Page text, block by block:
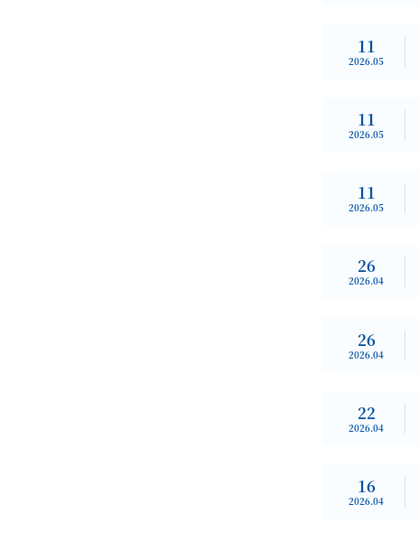
11
2026.05
11
2026.05
11
2026.05
26
2026.04
26
2026.04
22
2026.04
16
2026.04